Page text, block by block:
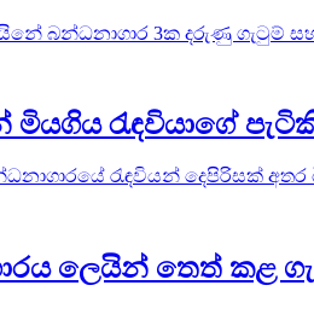
බන්ධනාගාර 3ක දරුණු
මියගිය රැඳවියාගේ
රැඳවියන් දෙපිරිසක්
ලෙයින් තෙත් කළ